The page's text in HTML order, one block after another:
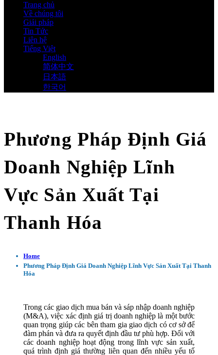
Trang chủ
Về chúng tôi
Giải pháp
Tin Tức
Liên hệ
Tiếng Việt
English
简体中文
日本語
한국어
Phương Pháp Định Giá
Doanh Nghiệp Lĩnh
Vực Sản Xuất Tại
Thanh Hóa
Home
Phương Pháp Định Giá Doanh Nghiệp Lĩnh Vực Sản Xuất Tại Thanh
Hóa
Trong các giao dịch mua bán và sáp nhập doanh nghiệp
(M&A), việc xác định giá trị doanh nghiệp là một bước
quan trọng giúp các bên tham gia giao dịch có cơ sở để
đàm phán và đưa ra quyết định đầu tư phù hợp. Đối với
các doanh nghiệp hoạt động trong lĩnh vực sản xuất,
quá trình định giá thường liên quan đến nhiều yếu tố